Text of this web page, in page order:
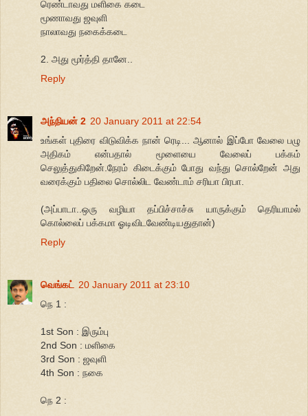
ரெண்டாவது மளிகை கடை
மூணாவது ஜவுளி
நாலாவது நகைக்கடை
2. அது மூர்த்தி தானே..
Reply
அந்நியன் 2 20 January 2011 at 22:54
உங்கள் புதிரை விடுவிக்க நான் ரெடி... ஆனால் இப்போ வேலை பழு
அதிகம் என்பதால் மூளையை வேலைப் பக்கம்
செலுத்துகிறேன்.நேரம் கிடைக்கும் போது வந்து சொல்றேன் அது
வரைக்கும் பதிலை சொல்லிட வேண்டாம் சரியா பிரபா.
(அப்பாடா..ஒரு வழியா தப்பிச்சாச்சு யாருக்கும் தெரியாமல்
கொல்லைப் பக்கமா ஓடிவிடவேண்டியதுதான்)
Reply
வெங்கட் 20 January 2011 at 23:10
நெ 1 :
1st Son : இரும்பு
2nd Son : மளிகை
3rd Son : ஜவுளி
4th Son : நகை
நெ 2 :